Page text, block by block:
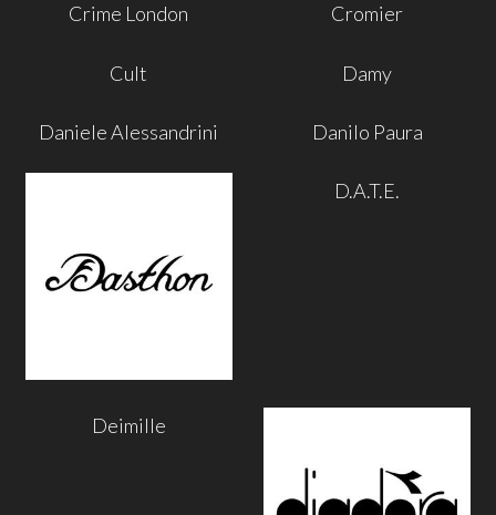
Crime London Cromier
Cult Damy
Daniele Alessandrini Danilo Paura
D.A.T.E.
Deimille